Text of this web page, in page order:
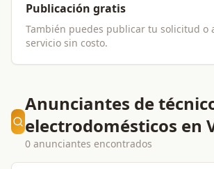
Publicación gratis
También puedes publicar tu solicitud o
servicio sin costo.
Anunciantes de
electrodomésticos en
0 anunciantes encontrados